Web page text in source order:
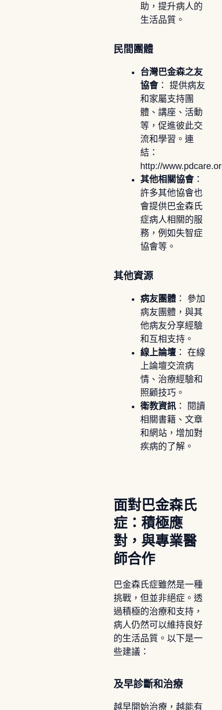
助，提升病人的
生活品質。
民間團體
台灣巴金森之友
協會： 提供病友
和家屬支持團
體、講座、活動
等，促進彼此交
流和學習。連
結：
http://
其他相關協會：
許多其他協會也
會提供巴金森氏
症病人相關的服
務，例如失智症
協會等。
其他資源
病友團體： 參加
病友團體，與其
他病友分享經驗
和互相支持。
線上論壇： 在線
上論壇交流病
情、治療經驗和
照顧技巧。
衛教資訊： 閱讀
相關書籍、文章
和網站，增加對
疾病的了解。
面對巴金森氏
症：積極應
對，與專業醫
師合作
巴金森氏症雖然是一種
挑戰，但並非絕症。透
過積極的治療和支持，
病人仍然可以維持良好
的生活品質。以下是一
些建議：
及早診斷和治療
越早開始治療，越能有